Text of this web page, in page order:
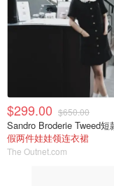
$299.00 $650.00
假两件娃娃领连衣裙
The Outnet.com